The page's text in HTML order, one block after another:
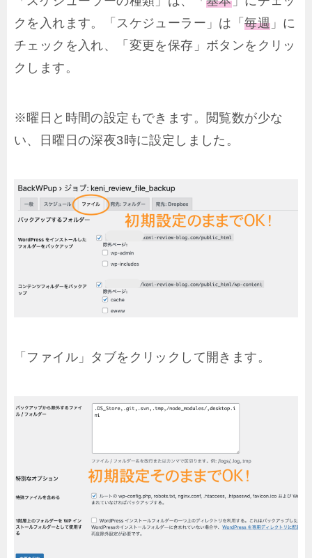
クを入れます。「スケジューラー」は「毎週 」に
チェックを入れ、「変更を保存」ボタンをクリッ
クします。
※曜日と時間の設定もできます。閲覧数が少な
い、日曜日の深夜3時に設定しました。
「 ファイル」タブをクリックして開きます。